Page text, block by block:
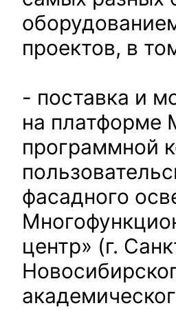
проектов, в
- поставка и
на платформе
программной
фасадного
центр» (г.